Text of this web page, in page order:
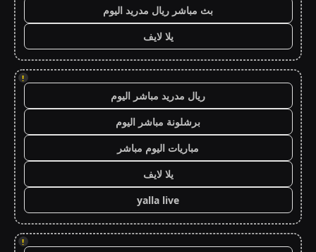
بث مباشر ريال مدريد اليوم
يلا لايف
!
ريال مدريد مباشر اليوم
برشلونة مباشر اليوم
مباريات اليوم مباشر
يلا لايف
yalla live
!